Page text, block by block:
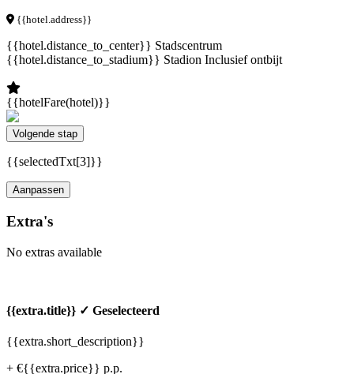
{{hotel.address}}
{{hotel.distance_to_center}} Stadscentrum
{{hotel.distance_to_stadium}} Stadion Inclusief ontbijt
{{hotelFare(hotel)}}
Volgende stap
{{selectedTxt[3]}}
Aanpassen
Extra's
No extras available
{{extra.title}} ✓ Geselecteerd
{{extra.short_description}}
+ €{{extra.price}} p.p.